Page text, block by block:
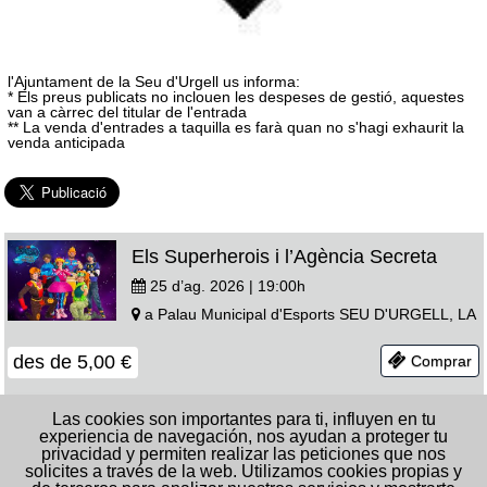
Las cookies son importantes para ti, influyen en tu
experiencia de navegación, nos ayudan a proteger tu
privacidad y permiten realizar las peticiones que nos
solicites a través de la web. Utilizamos cookies propias y
l'Ajuntament de la Seu d'Urgell us informa:
* Els preus publicats no inclouen les despeses de gestió, aquestes
van a càrrec del titular de l'entrada
** La venda d'entrades a taquilla es farà quan no s'hagi exhaurit la
venda anticipada
Els Superherois i l’Agència Secreta
25 d’ag. 2026 | 19:00h
a Palau Municipal d'Esports SEU D'URGELL, LA
des de 5,00 € Comprar
EL SUBSTITUT - PEP PLAZA
27 d’ag. 2026 | 22:00h